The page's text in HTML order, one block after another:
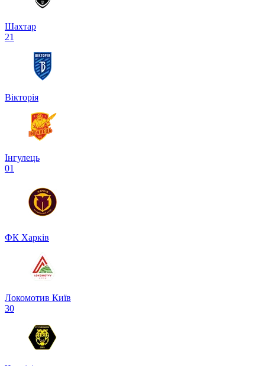
Шахтар
21
Вікторія
Інгулець
01
ФК Харків
Локомотив Київ
30